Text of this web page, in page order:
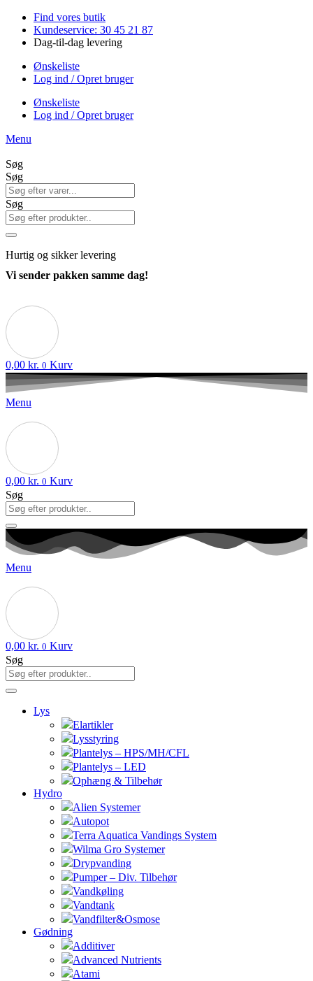
Videre
indhold
Find vores butik
Kundeservice: 30 45 21 87
Dag-til-dag levering
Ønskeliste
Log ind / Opret bruger
Ønskeliste
Log ind / Opret bruger
Menu
Søg
Søg
Søg
Hurtig og sikker levering
Vi sender pakken samme dag!
0,00 kr. 0 Kurv
Menu
0,00 kr. 0 Kurv
Søg
Menu
0,00 kr. 0 Kurv
Søg
Lys
Elartikler
Lysstyring
Plantelys – HPS/MH/CFL
Plantelys – LED
Ophæng & Tilbehør
Hydro
Alien Systemer
Autopot
Terra Aquatica Vandings System
Wilma Gro Systemer
Drypvanding
Pumper – Div. Tilbehør
Vandkøling
Vandtank
Vandfilter&Osmose
Gødning
Additiver
Advanced Nutrients
Atami